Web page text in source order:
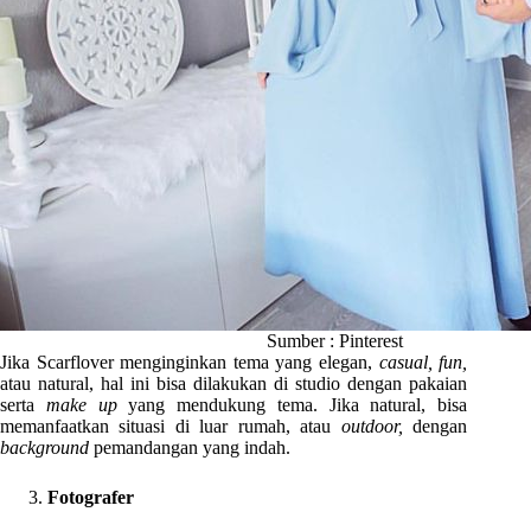
Sumber : Pinterest
Jika Scarflover menginginkan tema yang elegan, casual, fun,
atau natural, hal ini bisa dilakukan di studio dengan pakaian
serta make upyang mendukung tema. Jika natural, bisa
memanfaatkan situasi di luar rumah, atau outdoor,dengan
background pemandangan yang indah.
Fotografer